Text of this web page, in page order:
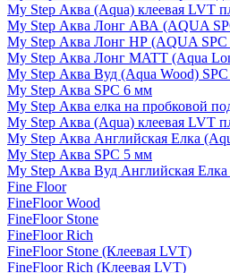
My Step Аква (Aqua) клеевая LVT
My Step Аква Лонг АВА (AQUA
My Step Аква Лонг НР (AQUA
My Step Аква Лонг MATT (Aqua
My Step Аква Вуд (Aqua Wood)
My Step Аква SPC 6 мм
My Step Аква елка на пробковой
My Step Аква (Aqua) клеевая LVT
My Step Аква Английская Елка
My Step Аква SPC 5 мм
My Step Аква Вуд Английская
Fine Floor
FineFloor Wood
FineFloor Stone
FineFloor Rich
FineFloor Stone (Клеевая LVT)
FineFloor Rich (Клеевая LVT)